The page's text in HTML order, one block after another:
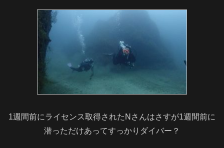
1週間前にライセンス取得されたNさんはさすが1週間前に
潜っただけあってすっかりダイバー？